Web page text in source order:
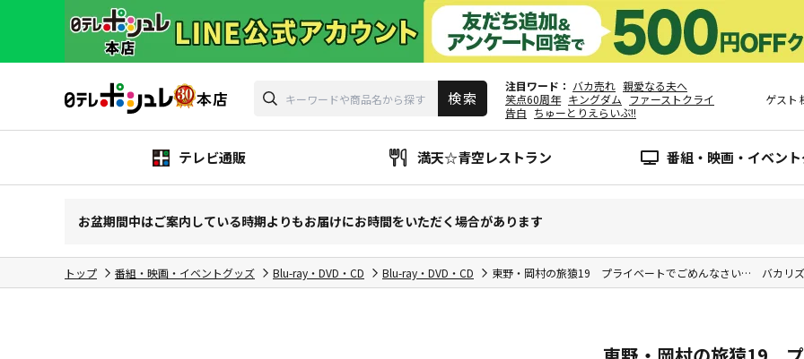
注目ワード バカ売れ 親愛なる夫へ
笑点60周年 キングダム ファーストクライ
告白 ちゅーとりえらいぶ!!
ゲスト
テレビ通販 満天☆青空レストラン 番組・映画・イベン
お盆期間中はご案内している時期よりもお届けにお時間をいただく場合があります
トップ 番組・映画・イベントグッズ Blu-ray・DVD・CD Blu-ray・DVD・CD 東野・岡村の旅猿19 プライベートでごめんなさい… バカリ